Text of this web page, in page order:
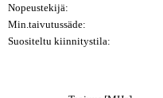
Nopeustekijä:
Min.taivutussäde:
Suositeltu kiinnitystila: